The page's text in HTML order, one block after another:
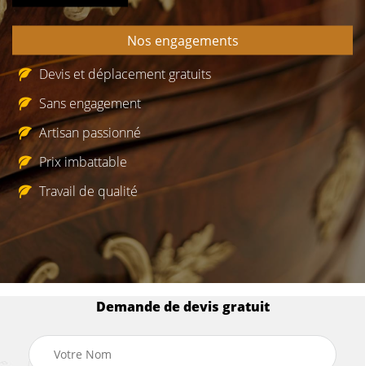
Nos engagements
Devis et déplacement gratuits
Sans engagement
Artisan passionné
Prix imbattable
Travail de qualité
Demande de devis gratuit